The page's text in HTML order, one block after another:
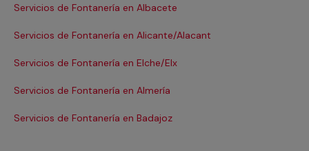
Servicios de Fontanería en Albacete
Servicios de Fontanería en Alicante/Alacant
Servicios de Fontanería en Elche/Elx
Servicios de Fontanería en Almería
Servicios de Fontanería en Badajoz